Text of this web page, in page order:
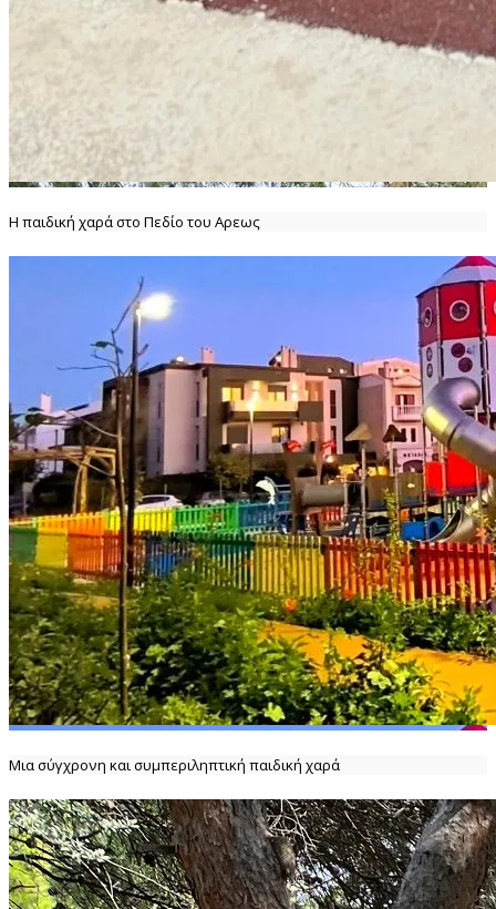
Η παιδική χαρά στο Πεδίο του Αρεως
Μια σύγχρονη και συμπεριληπτική παιδική χαρά